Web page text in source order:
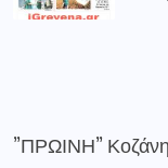
”ΠΡΩΙΝΗ”